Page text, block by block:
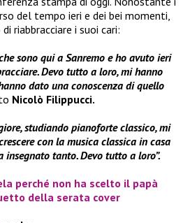
del tempo ieri e dei bei momenti,
riabbracciare i suoi cari:
sono qui a Sanremo e ho avuto ieri
Devo tutto a loro, mi hanno
dato una conoscenza di quello
Nicolò Filippucci.
studiando pianoforte classico, mi
con la musica classica in casa
tanto. Devo tutto a loro”.
perché non ha scelto il papà
della serata cover